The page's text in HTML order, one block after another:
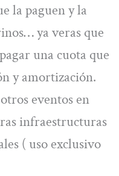
la paguen y la
ya veras que
una cuota que
y amortización.
eventos en
infraestructuras
( uso exclusivo